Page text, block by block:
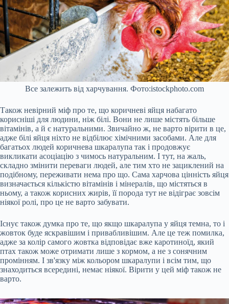
Все залежить від харчування. Фото:istockphoto.com
Також невірний міф про те, що коричневі яйця набагато
корисніші для людини, ніж білі. Вони не лише містять більше
вітамінів, а й є натуральними. Звичайно ж, не варто вірити в це,
адже білі яйця ніхто не відбілює хімічними засобами. Але для
багатьох людей коричнева шкаралупа так і продовжує
викликати асоціацію з чимось натуральним. І тут, на жаль,
складно змінити переваги людей, але тим хто не зациклений на
подібному, переживати нема про що. Сама харчова цінність яйця
визначається кількістю вітамінів і мінералів, що містяться в
ньому, а також корисних жирів, її порода тут не відіграє зовсім
ніякої ролі, про це не варто забувати.
Існує також думка про те, що якщо шкаралупа у яйця темна, то і
жовток буде яскравішим і привабливішим. Але це теж помилка,
адже за колір самого жовтка відповідає вже каротиноїд, який
птах також може отримати лише з кормом, а не з сонячним
промінням. І зв'язку між кольором шкаралупи і всім тим, що
знаходиться всередині, немає ніякої. Вірити у цей міф також не
варто.